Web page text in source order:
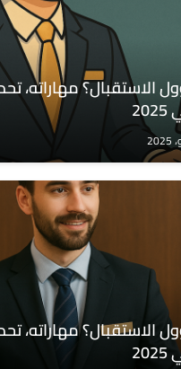
مهاراته،
مهاراته،